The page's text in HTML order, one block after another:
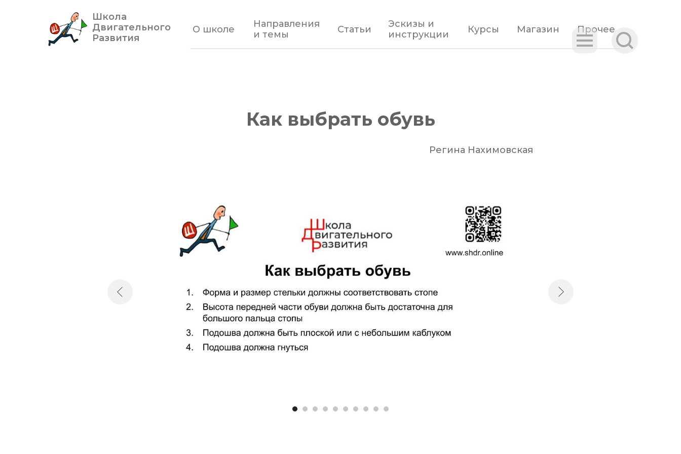
Школа
Двигательного
Развития
Прочее
Магазин
Курсы
О школе Статьи
Направления
и темы
Эскизы и
инструкции
Как выбрать обувь
Регина Нахимовская